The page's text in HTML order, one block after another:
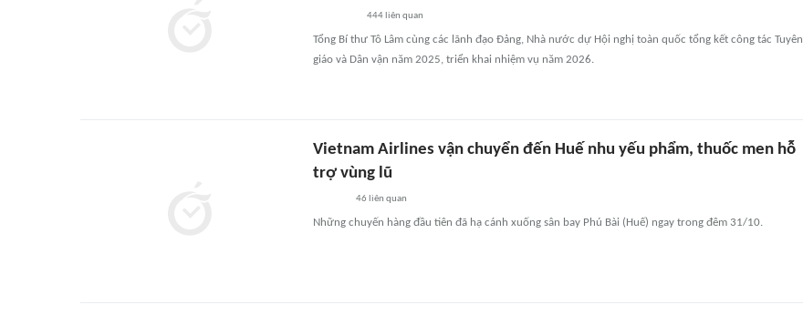
444liên quan
Tổng Bí thư Tô Lâm cùng các lãnh đạo Đảng, Nhà nước dự Hội nghị toàn quốc tổng kết công tác Tuyên
giáo và Dân vận năm 2025, triển khai nhiệm vụ năm 2026.
Vietnam Airlines vận chuyển đến Huế nhu yếu phẩm, thuốc men hỗ
trợ vùng lũ
46 liên quan
Những chuyến hàng đầu tiên đã hạ cánh xuống sân bay Phú Bài (Huế) ngay trong đêm 31/10.